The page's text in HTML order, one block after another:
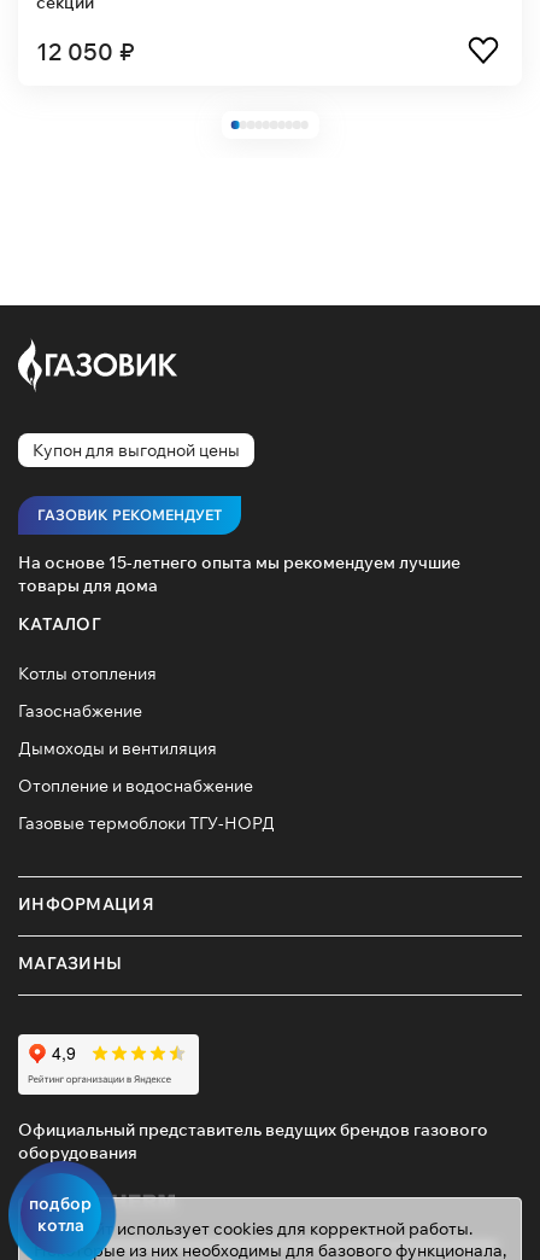
подбор
котла
12 050 ₽
Купон для выгодной цены
ГАЗОВИК РЕКОМЕНДУЕТ
На основе 15-летнего опыта мы рекомендуем лучшие
товары для дома
КАТАЛОГ
Котлы отопления
Газоснабжение
Дымоходы и вентиляция
Отопление и водоснабжение
Газовые термоблоки ТГУ-НОРД
ИНФОРМАЦИЯ
МАГАЗИНЫ
Официальный представитель ведущих брендов газового
оборудования
Этот сайт использует cookies для корректной работы.
Некоторые из них необходимы для базового функционала,